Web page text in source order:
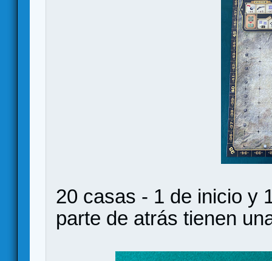
20 casas - 1 de inicio y
parte de atrás tienen